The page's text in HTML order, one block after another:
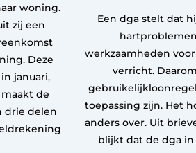
woning.
zij een
Deze
januari,
de
drie delen
Een dga stelt dat
werkzaamheden
verricht.
toepassing zijn. Het
anders over. Uit
blijkt dat de dga in